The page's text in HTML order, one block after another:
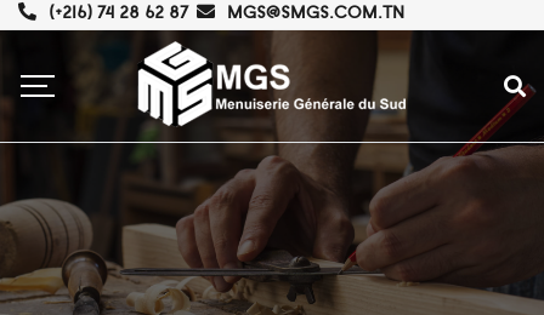
(+216) 74 28 62 87 MGS@SMGS.COM.TN